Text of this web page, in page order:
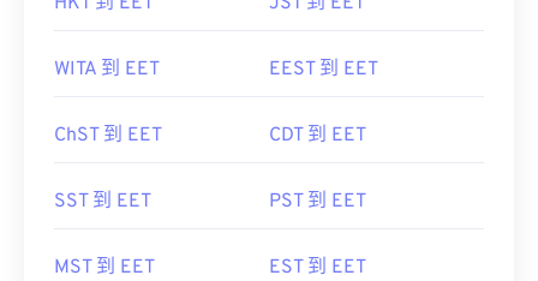
WITA 到 EET EEST 到 EET
ChST 到 EET CDT 到 EET
SST 到 EET PST 到 EET
MST 到 EET EST 到 EET